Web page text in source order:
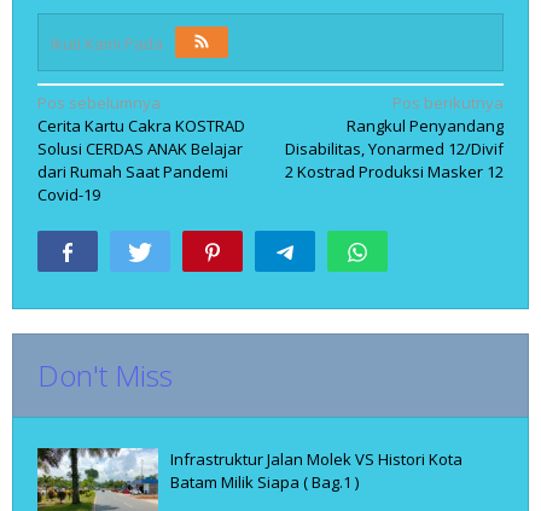
Ikuti Kami Pada
Navigasi
pos
Pos sebelumnya
Cerita Kartu Cakra KOSTRAD
Solusi CERDAS ANAK Belajar
dari Rumah Saat Pandemi
Covid-19
Pos berikutnya
Rangkul Penyandang
Disabilitas, Yonarmed 12/Divif
2 Kostrad Produksi Masker 12
Don't Miss
Infrastruktur Jalan Molek VS Histori Kota
Batam Milik Siapa ( Bag.1 )